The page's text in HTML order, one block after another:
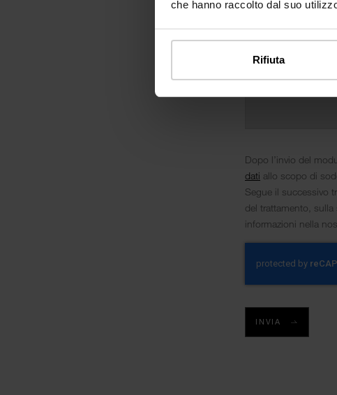
che hanno raccolto dal suo
Rifiuta
Dopo l’invio del
dati allo scopo di
Segue il successivo
del trattamento,
informazioni nella
INVIA